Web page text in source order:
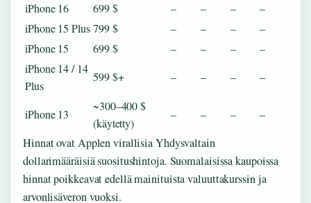
iPhone 16
699 $ – – –
–
iPhone 15 Plus 799 $ – – –
–
iPhone 15
699 $ – – –
–
iPhone 14 / 14
Plus
599 $+ – – – –
iPhone 13
~300–400 $
(käytetty)
– – – –
Hinnat ovat Applen virallisia Yhdysvaltain
dollarimääräisiä suositushintoja. Suomalaisissa kaupoissa
hinnat poikkeavat edellä mainituista valuuttakurssin ja
arvonlisäveron vuoksi.